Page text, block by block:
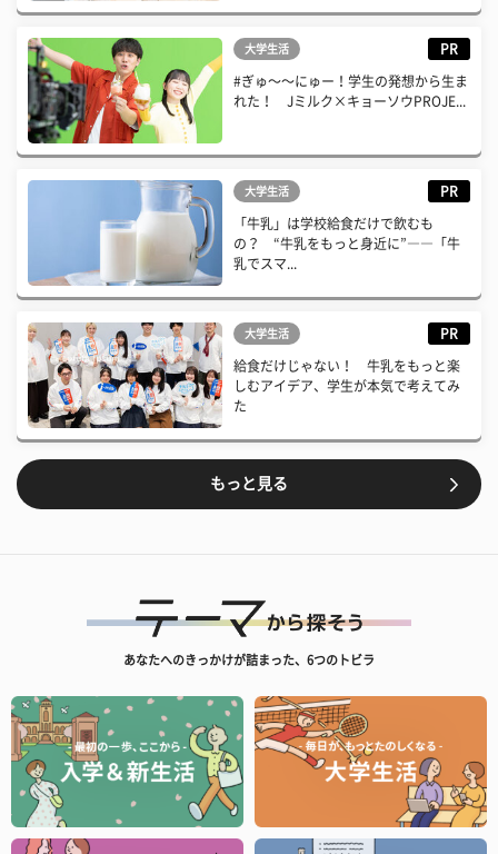
大学生活 PR
#ぎゅ〜〜にゅー！学生の発想から生ま
れた！ Jミルク×キョーソウPROJE...
大学生活 PR
「牛乳」は学校給食だけで飲むも
の？ “牛乳をもっと身近に”――「牛
乳でスマ...
大学生活 PR
給食だけじゃない！ 牛乳をもっと楽
しむアイデア、学生が本気で考えてみ
た
もっと見る
あなたへのきっかけが詰まった、6つのトビラ